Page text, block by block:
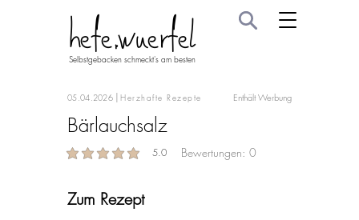
hefe.wuerfel
Selbstgebacken schmeckt's am besten
05.04.2026 |Herzhafte Rezepte Enthält Werbung
Bärlauchsalz
Bewertungen: 0
5.0
average rating is 5 out of 5
Zum Rezept